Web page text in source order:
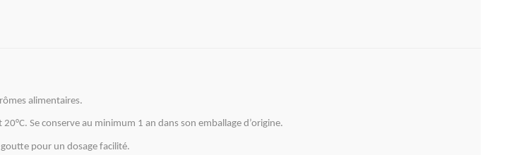
alimentaires.
Se conserve au minimum 1 an dans son emballage d’origine.
pour un dosage facilité.